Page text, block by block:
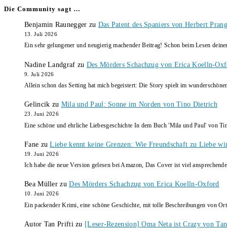
Die Community sagt …
Benjamin Raunegger zu Das Patent des Spaniers von Herbert
13. Juli 2026
Ein sehr gelungener und neugierig machender Beitrag! Schon beim Lesen
Nadine Landgraf zu Des Mörders Schachzug von Erica Koelln-
9. Juli 2026
Allein schon das Setting hat mich begeistert: Die Story spielt im
Gelincik zu Mila und Paul: Sonne im Norden von Tino Dietrich
23. Juni 2026
Eine schöne und ehrliche Liebesgeschichte In dem Buch 'Mila und Paul' von
Fane zuLiebe kennt keine Grenzen: Wie Freundschaft zu Liebe
19. Juni 2026
Ich habe die neue Version gelesen bei Amazon, Das Cover ist viel
Bea Müller zuDes Mörders Schachzug von Erica Koelln-Oxford
10. Juni 2026
Ein packender Krimi, eine schöne Geschichte, mit tolle Beschreibungen von
Autor Tan Prifti zu [Leser-Rezension] Oma Neta ist Crazy von